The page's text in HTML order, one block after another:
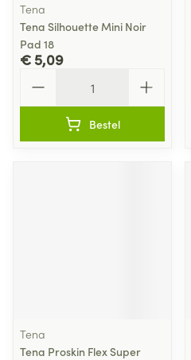
Tena
Tena Silhouette Mini Noir
Pad 18
€ 5,09
Bestel
Tena
Tena Proskin Flex Super